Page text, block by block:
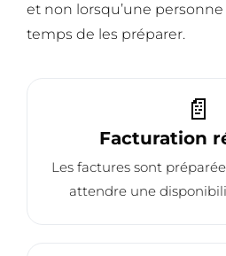
et non lorsqu’une
temps de les préparer.
📄
Facturation
Les factures sont
attendre une